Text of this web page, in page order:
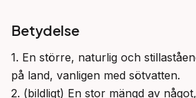
Betydelse
1. En större, naturlig och
på land, vanligen med sötvatten.
2. (bildligt) En stor mängd av